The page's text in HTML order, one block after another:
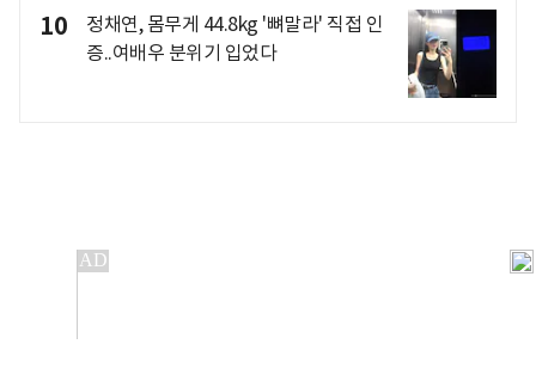
10
정채연, 몸무게 44.8kg '뼈말라' 직접 인
증..여배우 분위기 입었다